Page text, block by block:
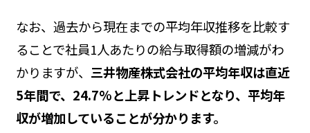
なお、過去から現在までの平均年収推移を比較す
ることで社員1人あたりの給与取得額の増減がわ
かりますが、 三井物産株式会社の平均年収は直近
5年間で、24.7%と上昇トレンドとなり、平均年
収が増加していることが分かります。